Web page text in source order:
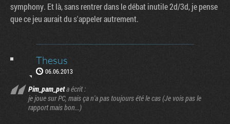
symphony. Et là, sans rentrer dans le débat inutile 2d/3d, je pense
que ce jeu aurait du s'appeler autrement.
Thesus
06.06.2013
Pim_pam_peta écrit :
je joue sur PC, mais ça n'a pas toujours été le cas (Je vois pas le
rapport mais bon...)